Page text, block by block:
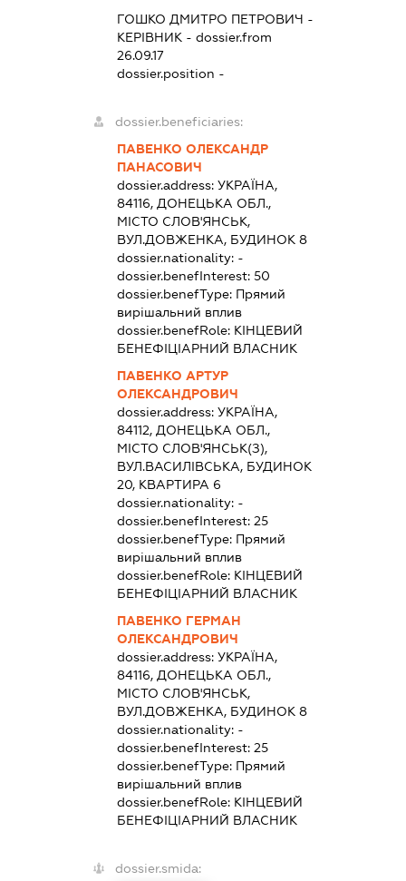
ГОШКО ДМИТРО ПЕТРОВИЧ -
КЕРІВНИК - dossier.from
26.09.17
dossier.position -
dossier.beneficiaries:
ПАВЕНКО ОЛЕКСАНДР
ПАНАСОВИЧ
dossier.address:УКРАЇНА,
84116, ДОНЕЦЬКА ОБЛ.,
МІСТО СЛОВ'ЯНСЬК,
ВУЛ.ДОВЖЕНКА, БУДИНОК 8
dossier.nationality: -
dossier.benefInterest:50
dossier.benefType: Прямий
вирішальний вплив
dossier.benefRole: КІНЦЕВИЙ
БЕНЕФІЦІАРНИЙ ВЛАСНИК
ПАВЕНКО АРТУР
ОЛЕКСАНДРОВИЧ
dossier.address:УКРАЇНА,
84112, ДОНЕЦЬКА ОБЛ.,
МІСТО СЛОВ'ЯНСЬК(З),
ВУЛ.ВАСИЛІВСЬКА, БУДИНОК
20, КВАРТИРА 6
dossier.nationality: -
dossier.benefInterest:25
dossier.benefType: Прямий
вирішальний вплив
dossier.benefRole: КІНЦЕВИЙ
БЕНЕФІЦІАРНИЙ ВЛАСНИК
ПАВЕНКО ГЕРМАН
ОЛЕКСАНДРОВИЧ
dossier.address:УКРАЇНА,
84116, ДОНЕЦЬКА ОБЛ.,
МІСТО СЛОВ'ЯНСЬК,
ВУЛ.ДОВЖЕНКА, БУДИНОК 8
dossier.nationality: -
dossier.benefInterest:25
dossier.benefType: Прямий
вирішальний вплив
dossier.benefRole: КІНЦЕВИЙ
БЕНЕФІЦІАРНИЙ ВЛАСНИК
dossier.smida: